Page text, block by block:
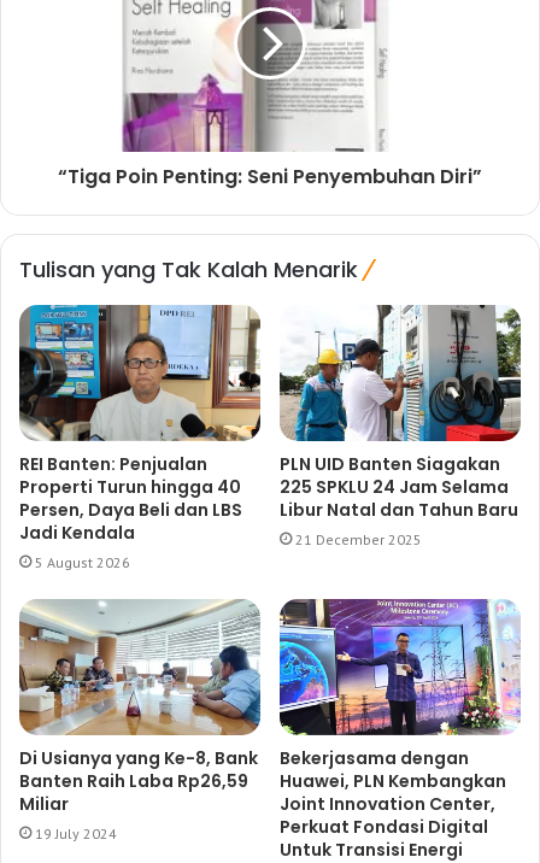
“Tiga Poin Penting: Seni Penyembuhan Diri”
Tulisan yang Tak Kalah Menarik
REI Banten: Penjualan
Properti Turun hingga 40
Persen, Daya Beli dan LBS
Jadi Kendala
5 August 2026
PLN UID Banten Siagakan
225 SPKLU 24 Jam Selama
Libur Natal dan Tahun Baru
21 December 2025
Di Usianya yang Ke-8, Bank
Banten Raih Laba Rp26,59
Miliar
19 July 2024
Bekerjasama dengan
Huawei, PLN Kembangkan
Joint Innovation Center,
Perkuat Fondasi Digital
Untuk Transisi Energi